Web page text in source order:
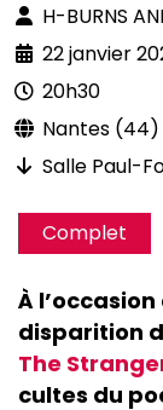
H-BURNS
22 janvier
20h30
Nantes (44)
Salle Paul-
Complet
À
disparition
The
cultes du